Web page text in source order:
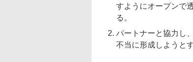
すようにオープンで
る。
パートナーと協力し
不当に形成しようと